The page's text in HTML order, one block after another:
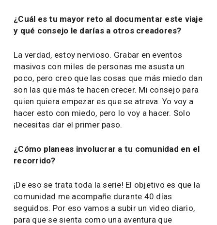
¿Cuál es tu mayor reto al documentar este viaje
y qué consejo le darías a otros creadores?
La verdad, estoy nervioso. Grabar en eventos
masivos con miles de personas me asusta un
poco, pero creo que las cosas que más miedo dan
son las que más te hacen crecer. Mi consejo para
quien quiera empezar es que se atreva. Yo voy a
hacer esto con miedo, pero lo voy a hacer. Solo
necesitas dar el primer paso.
¿Cómo planeas involucrar a tu comunidad en el
recorrido?
¡De eso se trata toda la serie! El objetivo es que la
comunidad me acompañe durante 40 días
seguidos. Por eso vamos a subir un video diario,
para que se sienta como una aventura que